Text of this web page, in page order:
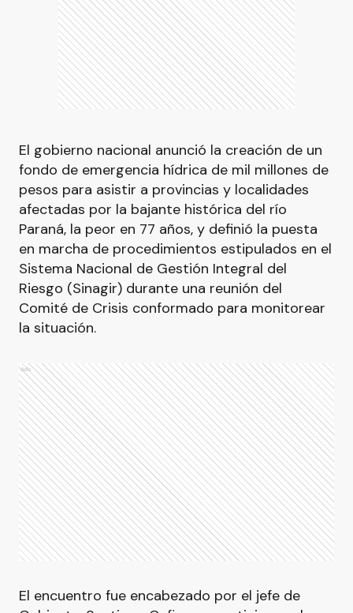
El gobierno nacional anunció la creación de un
fondo de emergencia hídrica de mil millones de
pesos para asistir a provincias y localidades
afectadas por la bajante histórica del río
Paraná, la peor en 77 años, y definió la puesta
en marcha de procedimientos estipulados en el
Sistema Nacional de Gestión Integral del
Riesgo (Sinagir) durante una reunión del
Comité de Crisis conformado para monitorear
la situación.
Ads
El encuentro fue encabezado por el jefe de